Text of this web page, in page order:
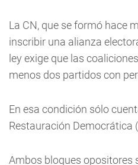
La CN, que se formó hace
inscribir una alianza
ley exige que las
menos dos partidos con
En esa condición sólo
Restauración Democrática
Ambos bloques opositores